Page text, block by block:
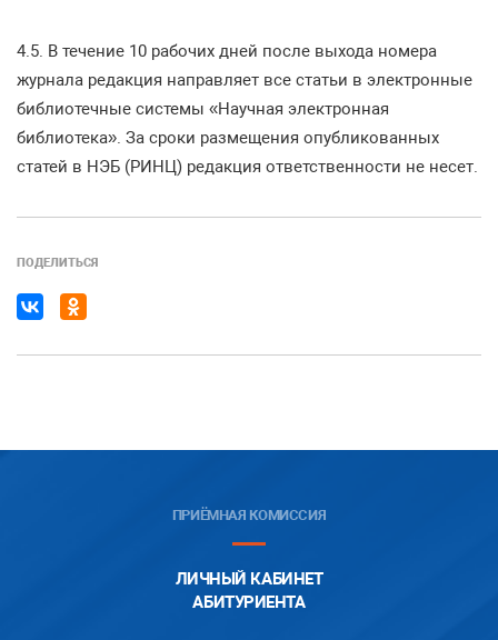
4.5. В течение 10 рабочих дней после выхода номера
журнала редакция направляет все статьи в электронные
библиотечные системы «Научная электронная
библиотека». За сроки размещения опубликованных
статей в НЭБ (РИНЦ) редакция ответственности не несет.
ПОДЕЛИТЬСЯ
ПРИЁМНАЯ КОМИССИЯ
ЛИЧНЫЙ КАБИНЕТ
АБИТУРИЕНТА